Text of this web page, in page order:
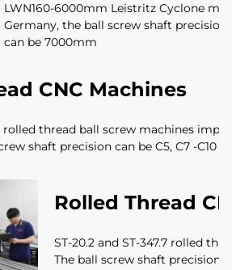
LWN160-6000mm Leistritz Cyclone
Germany, the ball screw shaft precision
can be 7000mm
CNC Machines
rolled thread ball screw machines
shaft precision can be C5, C7 -C10
Rolled Thread
ST-20.2 and ST-347.7 rolled
The ball screw shaft precision